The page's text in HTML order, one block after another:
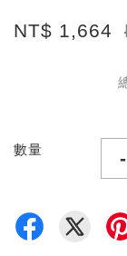
NT$ 1,664
數量 -